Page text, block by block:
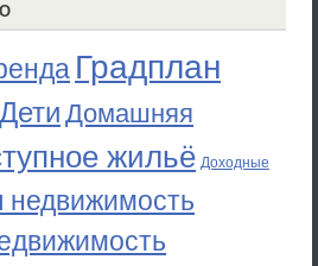
Градплан
Дети Домашняя
жильё Доходные
недвижимость